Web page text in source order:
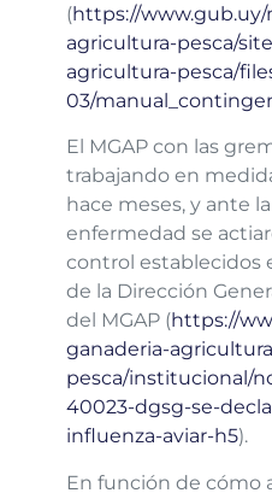
(https://
agricultura-pesca/
agricultura-pesca/
03/
El MGAP con las
trabajando en
hace meses, y ante
enfermedad se
control establecidos
de la Dirección
del MGAP (https://
ganaderia-
pesca/institucional/
40023-dgsg-se-
influenza-aviar-h5).
En función de cómo